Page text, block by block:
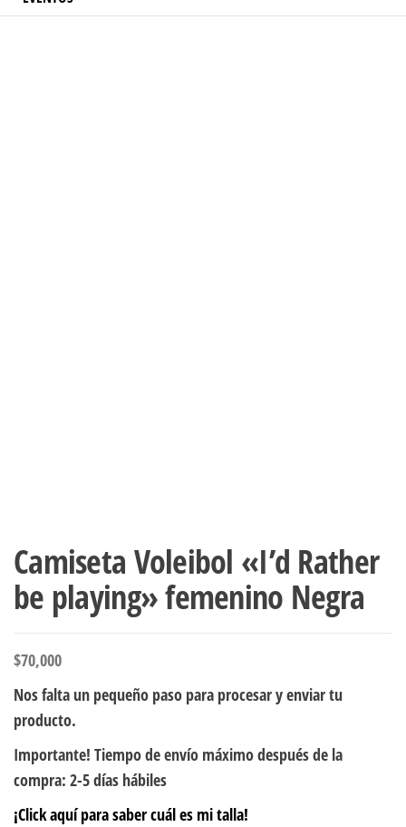
Camiseta Voleibol «I’d Rather
be playing» femenino Negra
$70,000
Nos falta un pequeño paso para procesar y enviar tu
producto.
Importante! Tiempo de envío máximo después de la
compra: 2-5 días hábiles
¡Click aquí para saber cuál es mi talla!